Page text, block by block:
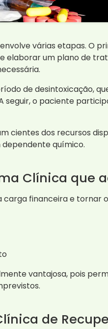
várias etapas. O
elaborar um plano de
de desintoxicação,
o paciente
cientes dos recursos
químico.
Clínica que
financeira e tornar
vantajosa, pois
de